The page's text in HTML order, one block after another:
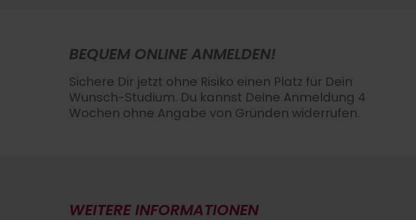
BEQUEM ONLINE ANMELDEN!
Sichere Dir jetzt ohne Risiko einen Platz für Dein
Wunsch-Studium. Du kannst Deine Anmeldung 4
Wochen ohne Angabe von Gründen widerrufen.
WEITERE INFORMATIONEN